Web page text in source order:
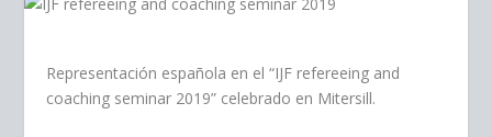
Representación española en el “IJF refereeing and
coaching seminar 2019” celebrado en Mitersill.